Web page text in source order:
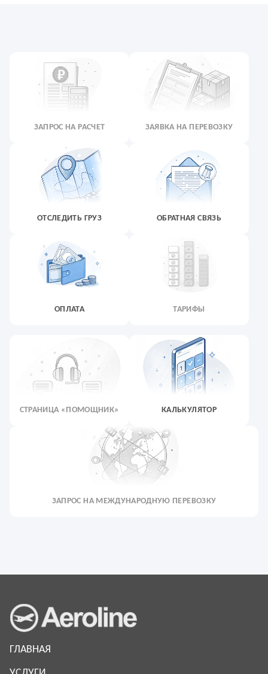
ЗАПРОС НА РАСЧЕТ ЗАЯВКА НА ПЕРЕВОЗКУ
ОТСЛЕДИТЬ ГРУЗ ОБРАТНАЯ СВЯЗЬ
ОПЛАТА ТАРИФЫ
СТРАНИЦА «ПОМОЩНИК» КАЛЬКУЛЯТОР
ЗАПРОС НА МЕЖДУНАРОДНУЮ ПЕРЕВОЗКУ
ГЛАВНАЯ